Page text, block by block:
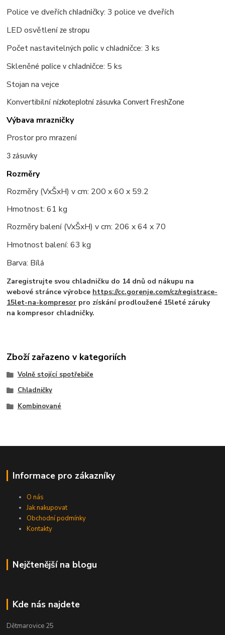
Police ve dveřích chladničky: 3 police ve dveřích
LED osvětlení ze stropu
Počet nastavitelných polic v chladničce: 3 ks
Skleněné police v chladničce: 5 ks
Stojan na vejce
Konvertibilní nízkoteplotní zásuvka Convert FreshZone
Výbava mrazničky
Prostor pro mrazení
3 zásuvky
Rozměry
Rozměry (VxŠxH) v cm: 200 x 60 x 59.2
Hmotnost: 61 kg
Rozměry balení (VxŠxH) v cm: 206 x 64 x 70
Hmotnost balení: 63 kg
Barva: Bílá
Zaregistrujte svou chladničku do 14 dnů od nákupu na
webové stránce výrobce https://cc.gorenje.com/cz/registrace-
15let-na-kompresor pro získání prodloužené 15leté záruky
na kompresor chladničky.
Zboží zařazeno v kategoriích
Volně stojící spotřebiče
Chladničky
Kombinované
Informace pro zákazníky
O nás
Jak nakupovat
Obchodní podmínky
Kontakty
Nejčtenější na blogu
Kde nás najdete
Dětmarovice 25